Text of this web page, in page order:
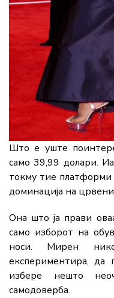
Што е уште
само 39,99 долари.
токму тие платформи
доминација на
Она што ја прави
само изборот на
носи. Мирен
експериментира, да
избере нешто
самодоверба.